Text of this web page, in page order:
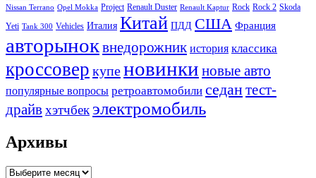
Nissan Terrano Opel Mokka Project Renault Duster Renault Kaptur Rock Rock 2 Skoda
Yeti Tank 300 Vehicles Италия Китай ПДД США Франция
авторыноквнедорожник история классика
кроссовер купеновинки новые авто
популярные вопросы ретроавтомобили седантест-
драйвхэтчбек электромобиль
Архивы
Архивы